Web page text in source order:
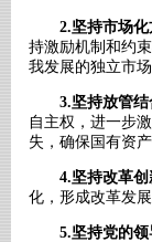
2.坚持市场化
持激励机制和约
我发展的独立市
3.坚持放管结
自主权，进一步
失，确保国有资产
4.坚持改革创
化，形成改革发
5.坚持党的领